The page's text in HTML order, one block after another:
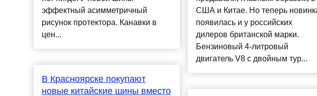
эффектный асимметричный
рисунок протектора. Канавки в
цен...
В Красноярске покупают
новые китайские шины вместо
США и Китае. Но теперь
появилась и у российских
дилеров британской марки.
Бензиновый 4-литровый
двигатель V8 с двойным тур...